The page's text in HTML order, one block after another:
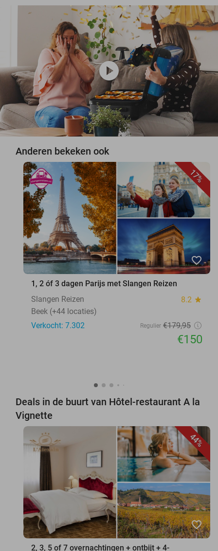
play_circle
Anderen bekeken ook
17%
favorite_border
1, 2 óf 3 dagen Parijs met Slangen Reizen
Slangen Reizen
8.2 star
Beek (+44 locaties)
Verkocht: 7.302
Regulier €179,95
€150
Deals in de buurt van Hôtel-restaurant A la
Vignette
44%
favorite_border
2, 3, 5 of 7 overnachtingen + ontbijt + 4-